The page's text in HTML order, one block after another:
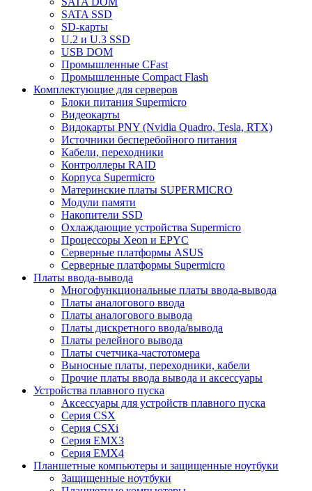
SATA SSD
SD-карты
U.2 и U.3 SSD
USB DOM
Промышленные CFast
Промышленные Compact Flash
Комплектующие для серверов
Блоки питания Supermicro
Видеокарты
Видокарты PNY (Nvidia Quadro, Tesla, RTX)
Источники бесперебойного питания
Кабели, переходники
Контроллеры RAID
Корпуса Supermicro
Материнские платы SUPERMICRO
Модули памяти
Накопители SSD
Охлаждающие устройства Supermicro
Процессоры Xeon и EPYC
Серверные платформы ASUS
Серверные платформы Supermicro
Платы ввода-вывода
Многофункциональные платы ввода-вывода
Платы аналогового ввода
Платы аналогового вывода
Платы дискретного ввода/вывода
Платы релейного вывода
Платы счетчика-частотомера
Выносные платы, переходники, кабели
Прочие платы ввода вывода и аксессуары
Устройства плавного пуска
Аксессуары для устройств плавного пуска
Серия CSX
Серия CSXi
Серия EMX3
Серия EMX4
Планшетные компьютеры и защищенные ноутбуки
Защищенные ноутбуки